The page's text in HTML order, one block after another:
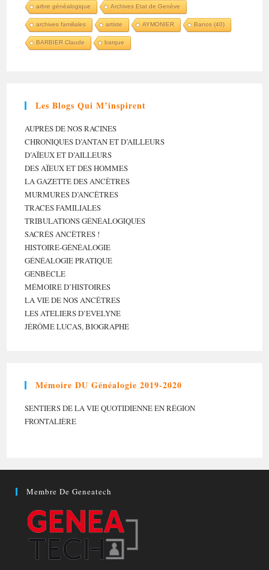
arbre généalogique Archives Etat de Genève
archives familiales artiste AYMONIER Banos (40)
BARBIER Claude barque
Les Blogs Qui M’inspirent
AUPRÈS DE NOS RACINES
CHRONIQUES D’ANTAN ET D’AILLEURS
D’AÏEUX ET D’AILLEURS
DES AÏEUX ET DES HOMMES
LA GAZETTE DES ANCÊTRES
MURMURES D’ANCÊTRES
TRACES FAMILIALES
TRIBULATIONS GÉNÉALOGIQUES
SACRÉS ANCÊTRES !
HISTOIRE-GÉNÉALOGIE
GÉNÉALOGIE PRATIQUE
GENBÈCLE
MÉMOIRE D’HISTOIRES
LA VIE DE NOS ANCÊTRES
LES ATELIERS D’EVELYNE
JÉRÔME LUCAS, BIOGRAPHE
Mémoire DU Généalogie 2019-2020
SENTIERS DE LA VIE QUOTIDIENNE EN RÉGION
FRONTALIÈRE
Membre De Geneatech